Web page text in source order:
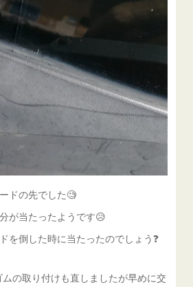
ドの先でした🧐
が当たったようです😥
を倒した時に当たったのでしょう❓️
の取り付けも直しましたが早めに交